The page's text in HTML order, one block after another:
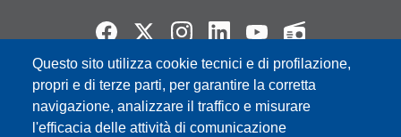
Questo sito utilizza cookie tecnici e di profilazione,
propri e di terze parti, per garantire la corretta
navigazione, analizzare il traffico e misurare
l'efficacia delle attività di comunicazione
Partita IVA: 00427620364
e-mail: urp@unimore.it
PEC: primo contatto: urp@pec.unimore.it